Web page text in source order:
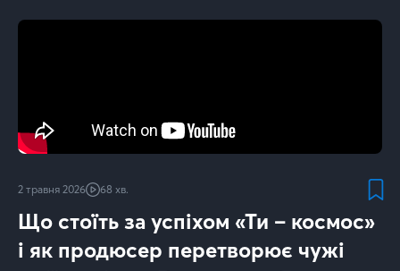
2 травня 2026 68 хв.
Що стоїть за успіхом «Ти – космос»
і як продюсер перетворює чужі